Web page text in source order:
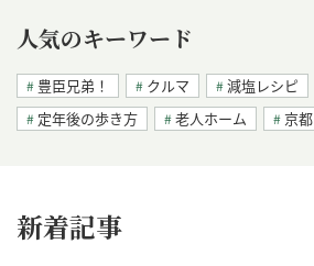
人気のキーワード
豊臣兄弟！ クルマ 減塩レシピ
定年後の歩き方
老人ホーム 京都
新着記事